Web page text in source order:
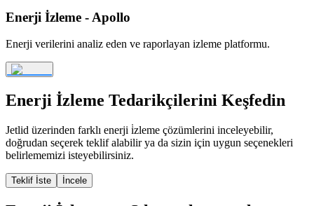
Enerji İzleme - Apollo
Enerji verilerini analiz eden ve raporlayan izleme platformu.
Enerji İzleme Tedarikçilerini Keşfedin
Jetlid üzerinden farklı enerji i̇zleme çözümlerini inceleyebilir,
doğrudan seçerek teklif alabilir ya da sizin için uygun seçenekleri
belirlememizi isteyebilirsiniz.
Teklif İste İncele